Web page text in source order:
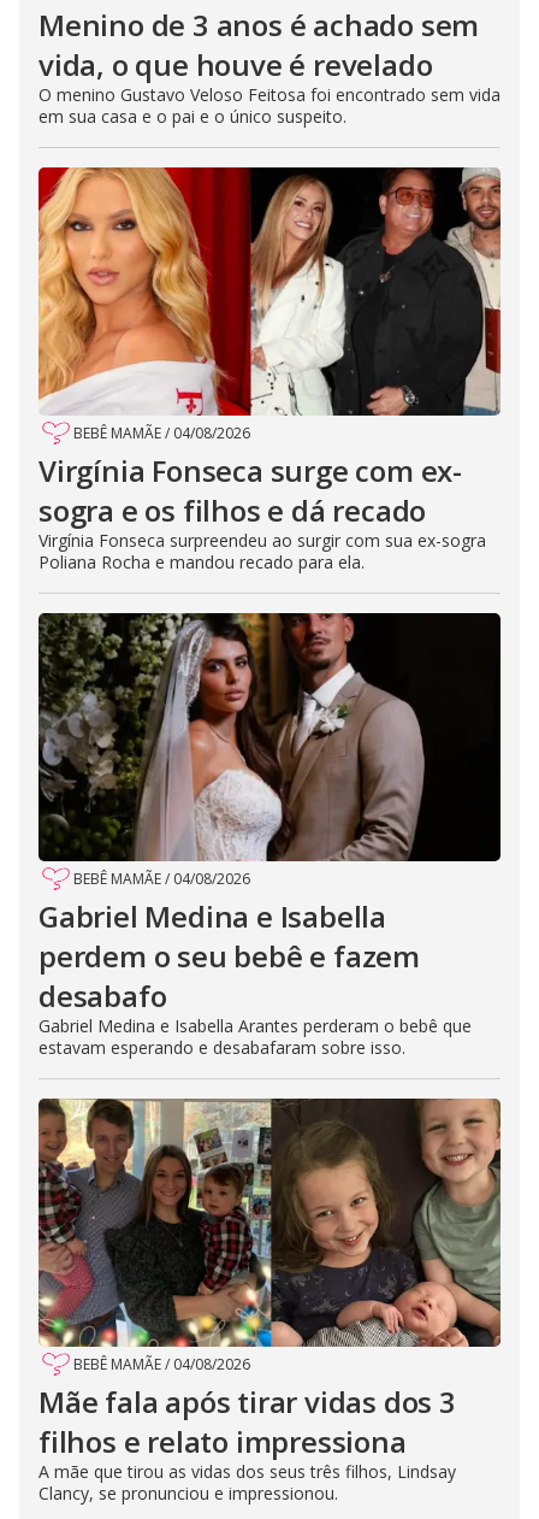
Menino de 3 anos é achado sem
vida, o que houve é revelado
O menino Gustavo Veloso Feitosa foi encontrado sem vida
em sua casa e o pai e o único suspeito.
BEBÊ MAMÃE/ 04/08/2026
Virgínia Fonseca surge com ex-
sogra e os filhos e dá recado
Virgínia Fonseca surpreendeu ao surgir com sua ex-sogra
Poliana Rocha e mandou recado para ela.
BEBÊ MAMÃE/ 04/08/2026
Gabriel Medina e Isabella
perdem o seu bebê e fazem
desabafo
Gabriel Medina e Isabella Arantes perderam o bebê que
estavam esperando e desabafaram sobre isso.
BEBÊ MAMÃE/ 04/08/2026
Mãe fala após tirar vidas dos 3
filhos e relato impressiona
A mãe que tirou as vidas dos seus três filhos, Lindsay
Clancy, se pronunciou e impressionou.